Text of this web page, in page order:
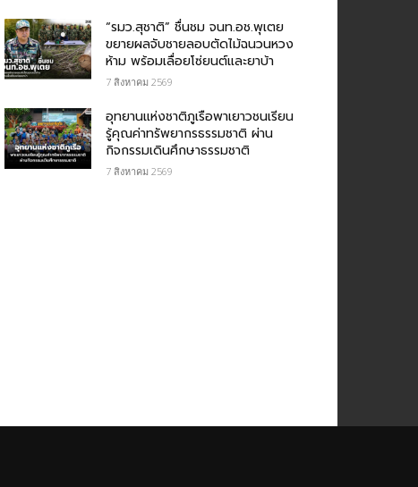
“รมว.สุชาติ” ชื่นชม​ จนท.อช.พุเตย​
ขยายผลจับชายลอบตัดไม้ฉนวนหวง
ห้าม พร้อมเลื่อยโซ่ยนต์และยาบ้า
7 สิงหาคม 2569
อุทยานแห่งชาติภูเรือพาเยาวชนเรียน
รู้คุณค่าทรัพยากรธรรมชาติ ผ่าน
กิจกรรมเดินศึกษาธรรมชาติ
7 สิงหาคม 2569